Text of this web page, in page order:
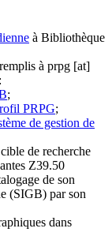
à Bibliothèque
à prpg [at]
:
;
PRPG;
de gestion de
de recherche
Z39.50
de son
(SIGB) par son
dans